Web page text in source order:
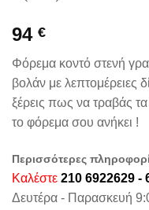
94 €
Φόρεμα κοντό στενή
βολάν με λεπτομέρειες
ξέρεις πως να τραβάς
το φόρεμα σου ανήκει !
Περισσότερες
Καλέστε 210 6922629 -
Δευτέρα - Παρασκευή